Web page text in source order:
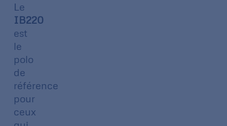
Le
IB220
est
le
polo
de
référence
pour
ceux